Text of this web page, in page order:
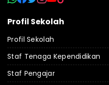
Profil Sekolah
Profil Sekolah
Staf Tenaga Kependidikan
Staf Pengajar